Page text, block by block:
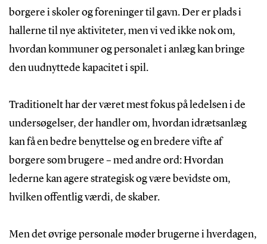
borgere i skoler og foreninger til gavn. Der er plads i
hallerne til nye aktiviteter, men vi ved ikke nok om,
hvordan kommuner og personalet i anlæg kan bringe
den uudnyttede kapacitet i spil.
Traditionelt har der været mest fokus på ledelsen i de
undersøgelser, der handler om, hvordan idrætsanlæg
kan få en bedre benyttelse og en bredere vifte af
borgere som brugere – med andre ord: Hvordan
lederne kan agere strategisk og være bevidste om,
hvilken offentlig værdi, de skaber.
Men det øvrige personale møder brugerne i hverdagen,